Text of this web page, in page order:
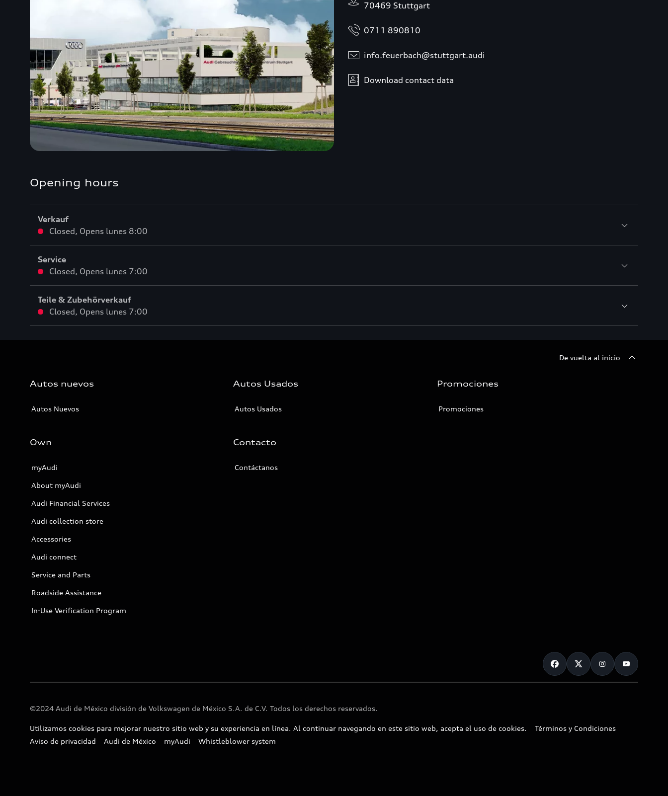
70469 Stuttgart
0711 890810
info.feuerbach@stuttgart.audi
Download contact data
Opening hours
Verkauf
Closed, Opens lunes 8:00
Service
Closed, Opens lunes 7:00
Teile & Zubehörverkauf
Closed, Opens lunes 7:00
De vuelta al inicio
Autos nuevos
Autos Nuevos
Autos Usados
Autos Usados
Promociones
Promociones
Own
myAudi
About myAudi
Audi Financial Services
Audi collection store
Accessories
Audi connect
Service and Parts
Roadside Assistance
In-Use Verification Program
Contacto
Contáctanos
©2024 Audi de México división de Volkswagen de México S.A. de C.V. Todos los derechos reservados.
Utilizamos cookies para mejorar nuestro sitio web y su experiencia en línea. Al continuar navegando en este sitio web, acepta el uso de cookies.
Términos y Condiciones
Aviso de privacidad
Audi de México myAudi Whistleblower system